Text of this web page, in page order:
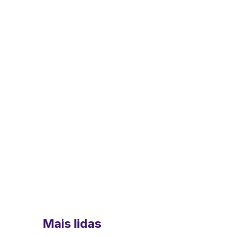
Mais lidas